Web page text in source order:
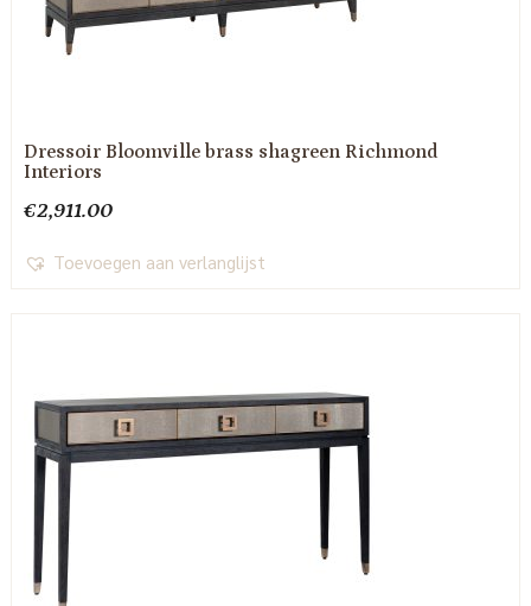
Dressoir Bloomville brass shagreen Richmond
Interiors
€2,911.00
Toevoegen aan verlanglijst